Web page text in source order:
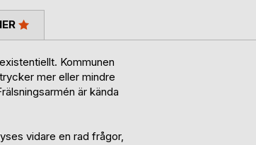
Kommunen
mer eller mindre
är kända
vidare en rad frågor,